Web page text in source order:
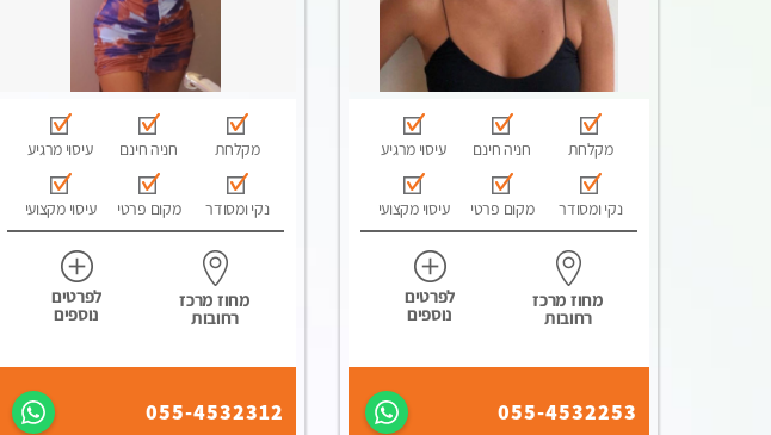
מקלחת חניה חינם עיסוי מרגיע
נקי ומסודר מקום פרטי עיסוי מקצועי
מחוז מרכז
רחובות
לפרטים
נוספים
055-4532253
מקלחת חניה חינם עיסוי מרגיע
נקי ומסודר מקום פרטי עיסוי מקצועי
מחוז מרכז
רחובות
לפרטים
נוספים
055-4532312